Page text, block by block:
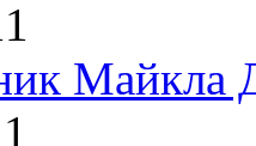
Майкла